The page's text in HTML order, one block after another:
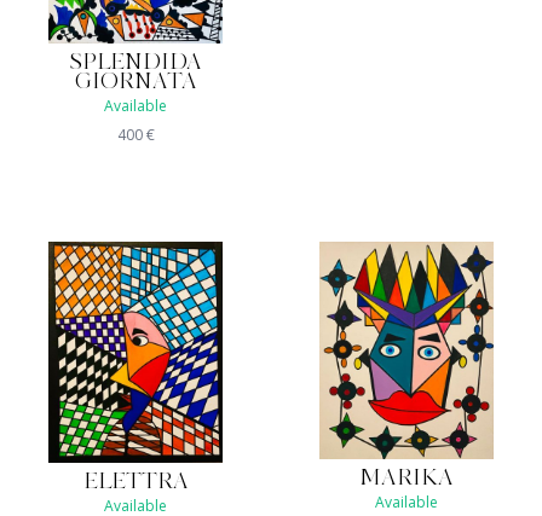
SPLENDIDA
GIORNATA
Available
400€
ELETTRA
Available
MARIKA
Available